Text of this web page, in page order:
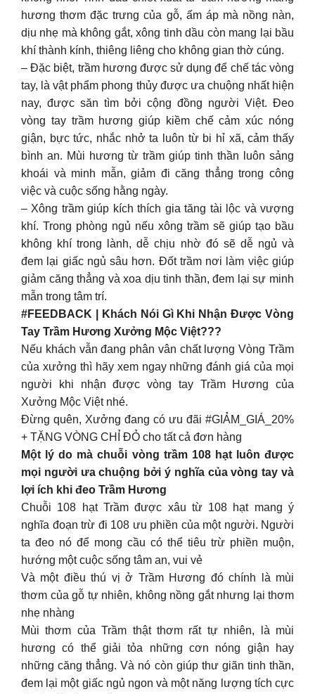
hương thơm đặc trưng của gỗ, ấm áp mà nồng nàn,
dịu nhẹ mà không gắt, xông tinh dầu còn mang lại bầu
khí thành kính, thiêng liêng cho không gian thờ cúng.
– Đặc biệt, trầm hương được sử dụng để chế tác vòng
tay, là vật phẩm phong thủy được ưa chuộng nhất hiện
nay, được săn tìm bởi cộng đồng người Việt. Đeo
vòng tay trầm hương giúp kiềm chế cảm xúc nóng
giận, bực tức, nhắc nhở ta luôn từ bi hỉ xã, cảm thấy
bình an. Mùi hương từ trầm giúp tinh thần luôn sảng
khoái và minh mẫn, giảm đi căng thẳng trong công
việc và cuộc sống hằng ngày.
– Xông trầm giúp kích thích gia tăng tài lộc và vượng
khí. Trong phòng ngủ nếu xông trầm sẽ giúp tạo bầu
không khí trong lành, dễ chịu nhờ đó sẽ dễ ngủ và
đem lại giấc ngủ sâu hơn. Đốt trầm nơi làm việc giúp
giảm căng thẳng và xoa dịu tinh thần, đem lại sự minh
mẫn trong tâm trí.
#FEEDBACK | Khách Nói Gì Khi Nhận Được Vòng
Tay Trầm Hương Xưởng Mộc Việt???
Nếu khách vẫn đang phân vân chất lượng Vòng Trầm
của xưởng thì hãy xem ngay những đánh giá của mọi
người khi nhận được vòng tay Trầm Hương của
Xưởng Mộc Việt nhé.
Đừng quên, Xưởng đang có ưu đãi #GIẢM_GIÁ_20%
+ TẶNG VÒNG CHỈ ĐỎ cho tất cả đơn hàng
Một lý do mà chuỗi vòng trầm 108 hạt luôn được
mọi người ưa chuộng bởi ý nghĩa của vòng tay và
lợi ích khi đeo Trầm Hương
Chuỗi 108 hạt Trầm được xâu từ 108 hạt mang ý
nghĩa đoạn trừ đi 108 ưu phiền của một người. Người
ta đeo nó để mong cầu có thể tiêu trừ phiền muộn,
hướng một cuộc sống tâm an, vui vẻ
Và một điều thú vị ở Trầm Hương đó chính là mùi
thơm của gỗ tự nhiên, không nồng gắt nhưng lại thơm
nhẹ nhàng
Mùi thơm của Trầm thật thơm rất tự nhiên, là mùi
hương có thể giải tỏa những cơn nóng giận hay
những căng thẳng. Và nó còn giúp thư giãn tinh thần,
đem lại một giấc ngủ ngon và một năng lượng tích cực